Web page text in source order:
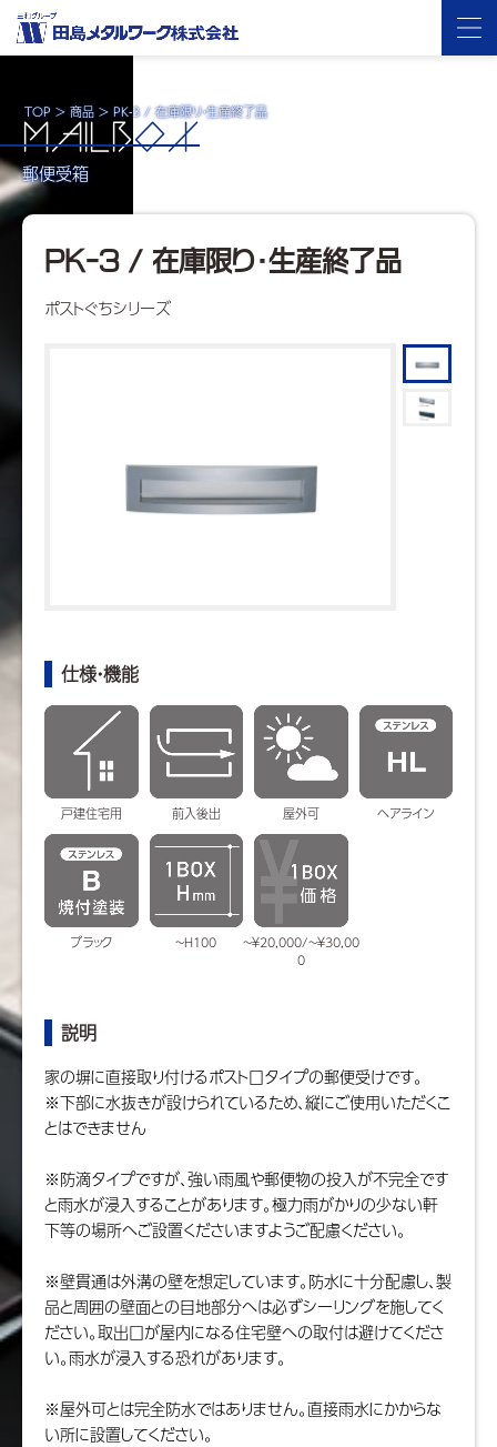
TOP >商品 >PK-3 / 在庫限り・生産終了品
MAILBOX
郵便受箱
PK-3 / 在庫限り・生産終了品
ポストぐちシリーズ
仕様・機能
戸建住宅用 前入後出 屋外可 ヘアライン
ブラック ~H100
~￥20,000/~￥30,00
0
説明
家の塀に直接取り付けるポスト口タイプの郵便受けです。
※下部に水抜きが設けられているため、縦にご使用いただくこ
とはできません
※防滴タイプですが、強い雨風や郵便物の投入が不完全です
と雨水が浸入することがあります。極力雨がかりの少ない軒
下等の場所へご設置くださいますようご配慮ください。
※壁貫通は外溝の壁を想定しています。防水に十分配慮し、製
品と周囲の壁面との目地部分へは必ずシーリングを施してく
ださい。取出口が屋内になる住宅壁への取付は避けてくださ
い。雨水が浸入する恐れがあります。
※屋外可とは完全防水ではありません。直接雨水にかからな
い所に設置してください。